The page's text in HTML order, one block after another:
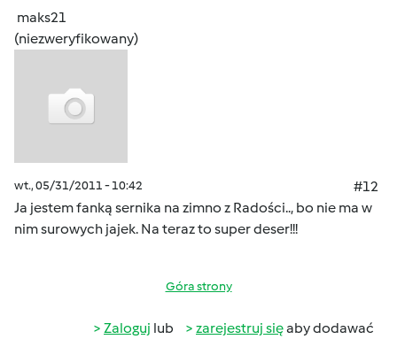
maks21
(niezweryfikowany)
wt., 05/31/2011 - 10:42
#12
Ja jestem fanką sernika na zimno z Radości.., bo nie ma w
nim surowych jajek. Na teraz to super deser!!!
Góra strony
Zaloguj lub zarejestruj sięaby dodawać